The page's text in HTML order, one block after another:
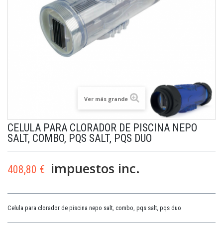
Ver más grande
CELULA PARA CLORADOR DE PISCINA NEPO
SALT, COMBO, PQS SALT, PQS DUO
408,80 € impuestos inc.
Celula para clorador de piscina nepo salt, combo, pqs salt, pqs duo